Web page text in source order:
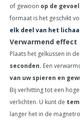
of gewoon op de
formaat is het geschikt
elk deel van het
Verwarmend effect
Plaats het gelkussen in de
seconden. Een
van uw spieren en
Bij verhitting tot een
verlichten. U kunt de
langer het in de